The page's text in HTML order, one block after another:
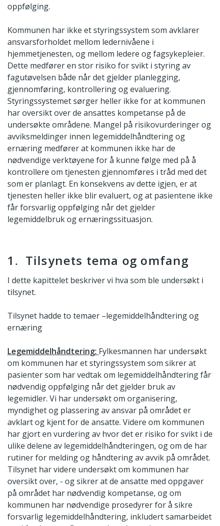
oppfølging.
Kommunen har ikke et styringssystem som avklarer
ansvarsforholdet mellom ledernivåene i
hjemmetjenesten, og mellom ledere og fagsykepleier.
Dette medfører en stor risiko for svikt i styring av
fagutøvelsen både når det gjelder planlegging,
gjennomføring, kontrollering og evaluering.
Styringssystemet sørger heller ikke for at kommunen
har oversikt over de ansattes kompetanse på de
undersøkte områdene. Mangel på risikovurderinger og
avviksmeldinger innen legemiddelhåndtering og
ernæring medfører at kommunen ikke har de
nødvendige verktøyene for å kunne følge med på å
kontrollere om tjenesten gjennomføres i tråd med det
som er planlagt. En konsekvens av dette igjen, er at
tjenesten heller ikke blir evaluert, og at pasientene ikke
får forsvarlig oppfølging når det gjelder
legemiddelbruk og ernæringssituasjon.
1. Tilsynets tema og omfang
I dette kapittelet beskriver vi hva som ble undersøkt i
tilsynet.
Tilsynet hadde to temaer –legemiddelhåndtering og
ernæring
Legemiddelhåndtering: Fylkesmannen har undersøkt
om kommunen har et styringssystem som sikrer at
pasienter som har vedtak om legemiddelhåndtering får
nødvendig oppfølging når det gjelder bruk av
legemidler. Vi har undersøkt om organisering,
myndighet og plassering av ansvar på området er
avklart og kjent for de ansatte. Videre om kommunen
har gjort en vurdering av hvor det er risiko for svikt i de
ulike delene av legemiddelhåndteringen, og om de har
rutiner for melding og håndtering av avvik på området.
Tilsynet har videre undersøkt om kommunen har
oversikt over, - og sikrer at de ansatte med oppgaver
på området har nødvendig kompetanse, og om
kommunen har nødvendige prosedyrer for å sikre
forsvarlig legemiddelhåndtering, inkludert samarbeidet